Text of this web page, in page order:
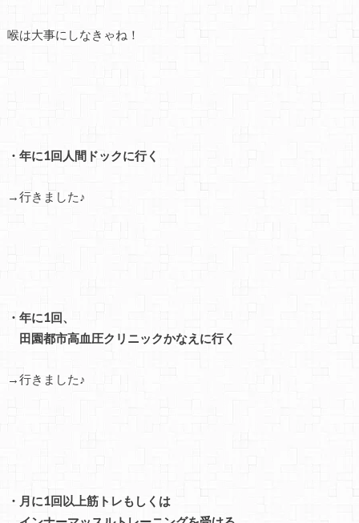
喉は大事にしなきゃね！
・年に1回人間ドックに行く
→行きました♪
・年に1回、
田園都市高血圧クリニックかなえに行く
→行きました♪
・月に1回以上筋トレもしくは